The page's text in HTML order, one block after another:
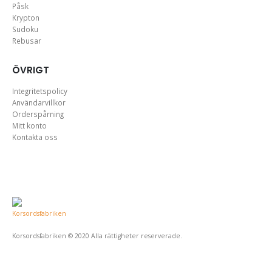
Påsk
Krypton
Sudoku
Rebusar
ÖVRIGT
Integritetspolicy
Användarvillkor
Orderspårning
Mitt konto
Kontakta oss
Korsordsfabriken © 2020 Alla rättigheter reserverade.